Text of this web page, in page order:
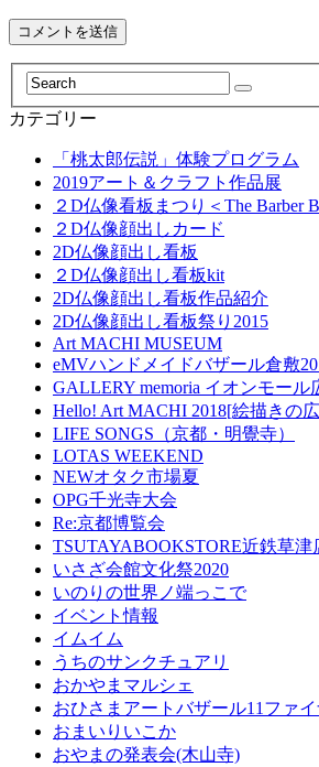
カテゴリー
「桃太郎伝説」体験プログラム
2019アート＆クラフト作品展
２D仏像看板まつり＜The Barber
２D仏像顔出しカード
2D仏像顔出し看板
２D仏像顔出し看板kit
2D仏像顔出し看板作品紹介
2D仏像顔出し看板祭り2015
Art MACHI MUSEUM
eMVハンドメイドバザール倉敷
GALLERY memoria イオンモール
Hello! Art MACHI 2018[絵描きの
LIFE SONGS（京都・明覺寺）
LOTAS WEEKEND
NEWオタク市場夏
OPG千光寺大会
Re:京都博覧会
TSUTAYABOOKSTORE近鉄草津
いさざ会館文化祭2020
いのりの世界ノ端っこで
イベント情報
イムイム
うちのサンクチュアリ
おかやまマルシェ
おひさまアートバザール11ファ
おまいりいこか
おやまの発表会(木山寺)